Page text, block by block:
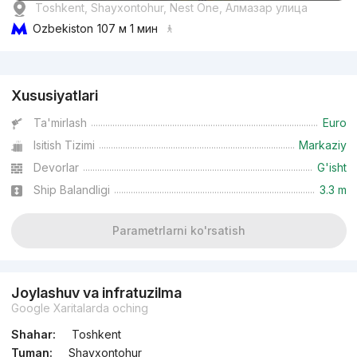
Toshkent, Shayxontohur, Nest One, Алмазар улица
Ozbekiston 107 м 1 мин
Xususiyatlari
Ta'mirlash
Euro
Isitish Tizimi
Markaziy
Devorlar
G'isht
Ship Balandligi
3.3 m
Parametrlarni ko'rsatish
Joylashuv va infratuzilma
Google Xaritalarda oching
Shahar:
Toshkent
Tuman:
Shayxontohur